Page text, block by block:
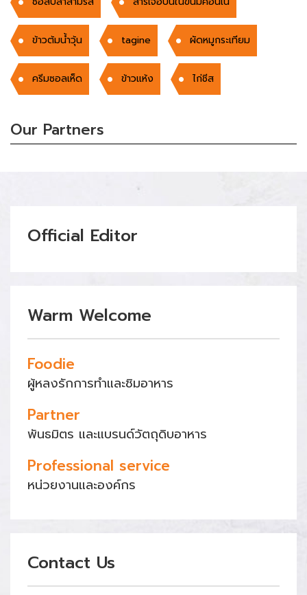
ข้าวต้มน้ำวุ้น tagine ผัดหมูกระเทียม
ครีมซอลเห็ด ข้าวแห้ง ไก่ชีส
Our Partners
Official Editor
Warm Welcome
Foodie
ผู้หลงรักการทำและชิมอาหาร
Partner
พันธมิตร และแบรนด์วัตถุดิบอาหาร
Professional service
หน่วยงานและองค์กร
Contact Us